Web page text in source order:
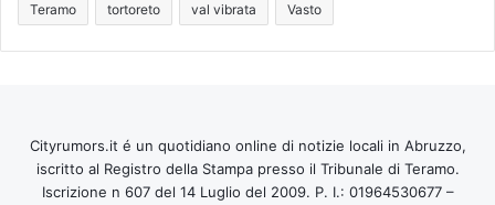
Teramo tortoreto val vibrata Vasto
Cityrumors.it é un quotidiano online di notizie locali in Abruzzo,
iscritto al Registro della Stampa presso il Tribunale di Teramo.
Iscrizione n 607 del 14 Luglio del 2009. P. I.: 01964530677 –